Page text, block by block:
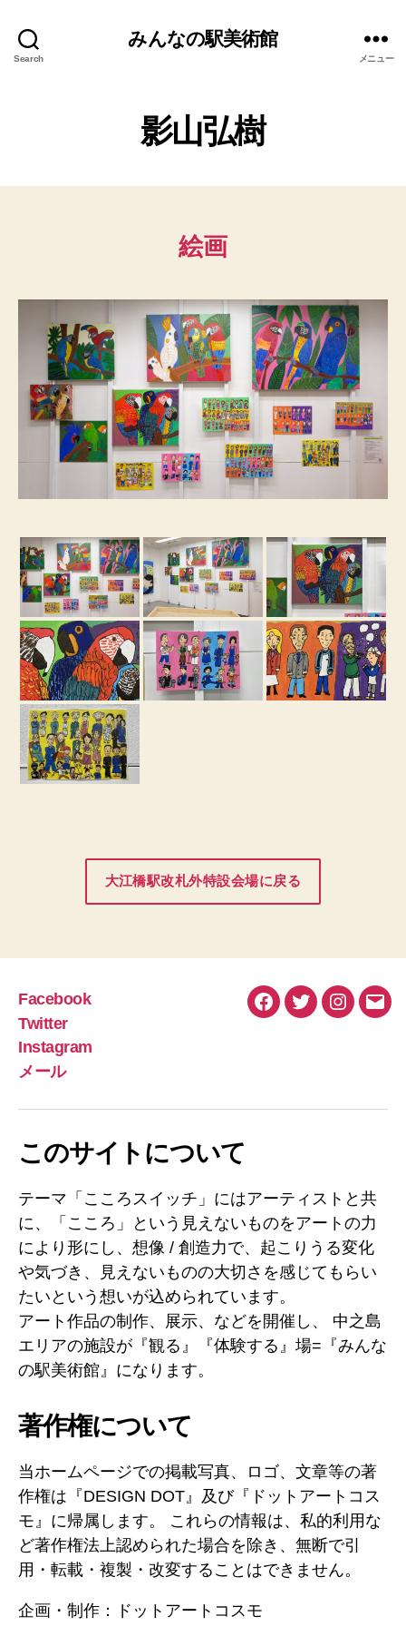
Search
みんなの駅美術館
メニュー
影山弘樹
絵画
大江橋駅改札外特設会場に戻る
Facebook
Twitter
Instagram
メール
Facebook
Twitter
メ
このサイトについて
テーマ「こころスイッチ」にはアーティストと共
に、「こころ」という見えないものをアートの力
により形にし、想像 / 創造力で、起こりうる変化
や気づき、見えないものの大切さを感じてもらい
たいという想いが込められています。
アート作品の制作、展示、などを開催し、 中之島
エリアの施設が『観る』『体験する』場=『みんな
の駅美術館』になります。
著作権について
当ホームページでの掲載写真、ロゴ、文章等の著
作権は『DESIGN DOT』及び『ドットアートコス
モ』に帰属します。 これらの情報は、私的利用な
ど著作権法上認められた場合を除き、無断で引
用・転載・複製・改変することはできません。
企画・制作：ドットアートコスモ